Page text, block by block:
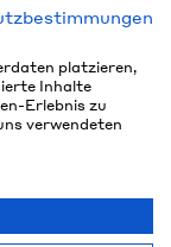
platzieren,
Inhalte
Erlebnis zu
verwendeten